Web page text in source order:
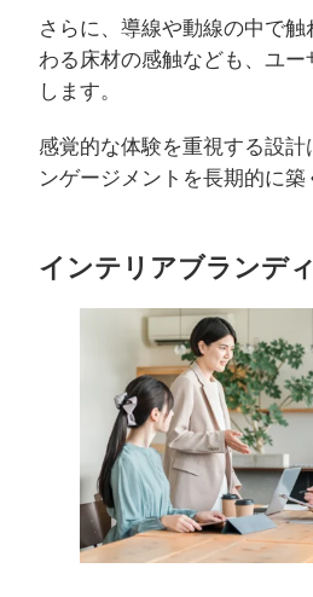
さらに、導線や動線の中で
わる床材の感触なども、ユ
します。
感覚的な体験を重視する設
ンゲージメントを長期的に築
インテリアブランデ